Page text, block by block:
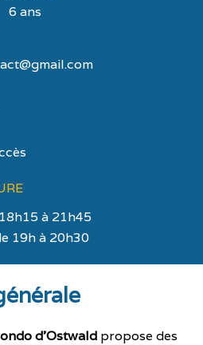
6 ans
à 21h45
19h à 20h30
d’Ostwald propose des